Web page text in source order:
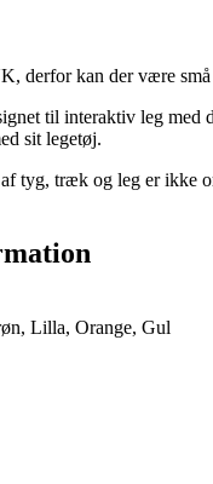
derfor kan der være
til interaktiv leg med
sit legetøj.
tyg, træk og leg er ikke
Lilla, Orange, Gul